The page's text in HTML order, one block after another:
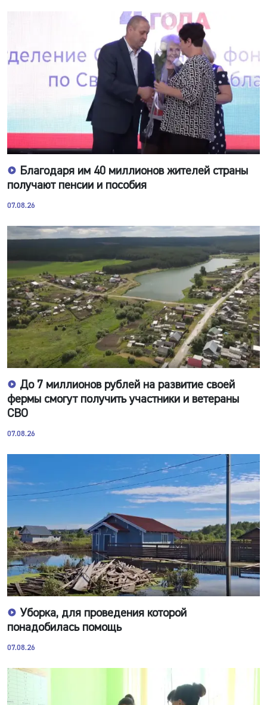
Благодаря им 40 миллионов жителей страны
получают пенсии и пособия
07.08.26
До 7 миллионов рублей на развитие своей
фермы смогут получить участники и ветераны
СВО
07.08.26
Уборка, для проведения которой
понадобилась помощь
07.08.26